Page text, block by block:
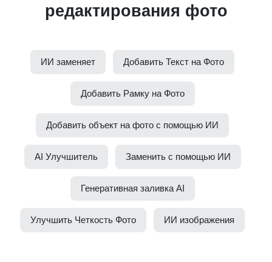
редактирования фото
ИИ заменяет Добавить Текст на Фото
Добавить Рамку на Фото
Добавить объект на фото с помощью ИИ
AI Улучшитель Заменить с помощью ИИ
Генеративная заливка AI
Улучшить Четкость Фото ИИ изображения